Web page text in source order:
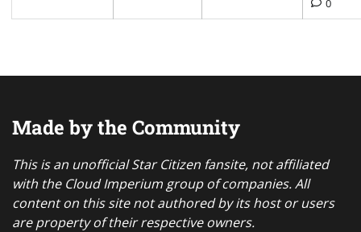
Made by the Community
This is an unofficial Star Citizen fansite, not affiliated
with the Cloud Imperium group of companies. All
content on this site not authored by its host or users
are property of their respective owners.